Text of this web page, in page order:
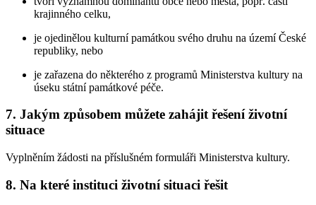
krajinného celku,
je ojedinělou kulturní památkou svého druhu na území České
republiky, nebo
je zařazena do některého z programů Ministerstva kultury na
úseku státní památkové péče.
7. Jakým způsobem můžete zahájit řešení životní
situace
Vyplněním žádosti na příslušném formuláři Ministerstva kultury.
8. Na které instituci životní situaci řešit